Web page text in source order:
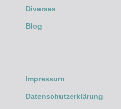
Diverses
Blog
Impressum
Datenschutzerklärung